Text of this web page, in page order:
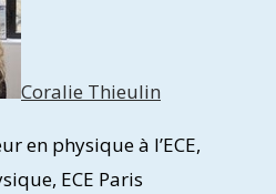
Coralie Thieulin
en physique à l’ECE,
ECE Paris